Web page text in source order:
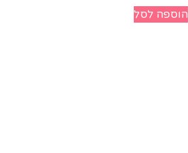
הוספה לסל